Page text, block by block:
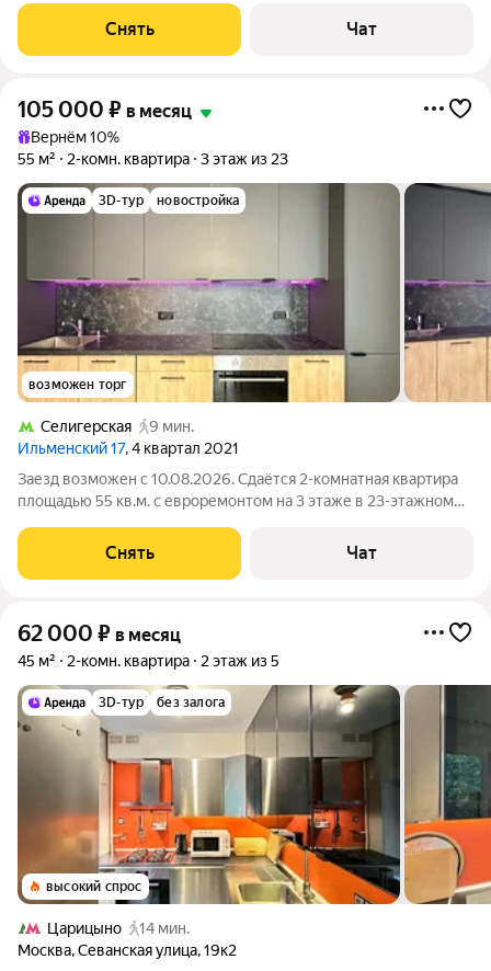
Стиральная машина Холодильник Посудомоечная машина
Снять Чат
105 000 ₽ в месяц
Вернём 10%
55 м²
2-комн. квартира 3 этаж из 23
3D-тур новостройка
возможен торг
Селигерская
9 мин.
Ильменский 17, 4 квартал 2021
Заезд возможен с 10.08.2026. Сдаётся 2-комнатная квартира
площадью 55 кв.м. с евроремонтом на 3 этаже в 23-этажном
Духовой шкаф Стиральная машина Холодильник
Посудомоечная машина
Снять Чат
62 000 ₽ в месяц
45 м² 2-комн. квартира 2 этаж из 5
3D-тур без залога
высокий спрос
Царицыно
14 мин.
Москва,Севанская улица,19к2